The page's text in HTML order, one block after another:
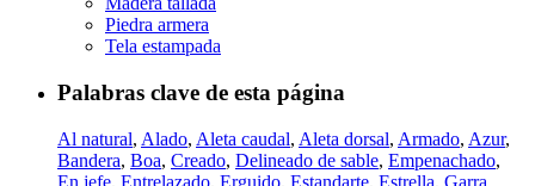
Piedra armera
Tela estampada
Palabras clave de esta página
Al natural, Alado, Aleta caudal, Aleta dorsal, Armado, Azur,
Bandera, Boa, Creado, Delineado de sable, Empenachado,
En jefe, Entrelazado, Erguido, Estandarte, Estrella, Garra